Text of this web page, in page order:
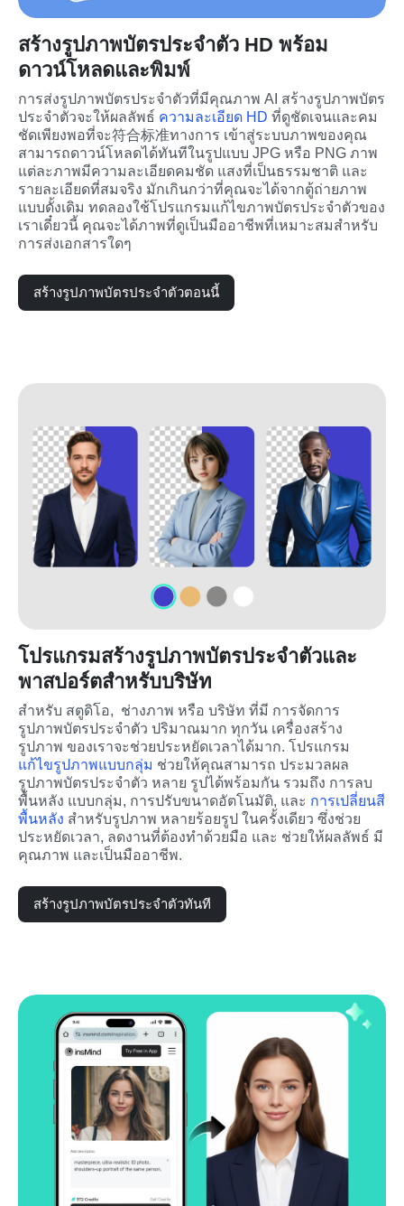
สร้างรูปภาพบัตรประจำตัว HD พร้อม
ดาวน์โหลดและพิมพ์
การส่งรูปภาพบัตรประจำตัวที่มีคุณภาพ AI สร้างรูปภาพบัตร
ประจำตัวจะให้ผลลัพธ์ ความละเอียด HD ที่ดูชัดเจนและคม
ชัดเพียงพอที่จะ符合标准ทางการ เข้าสู่ระบบภาพของคุณ
สามารถดาวน์โหลดได้ทันทีในรูปแบบ JPG หรือ PNG ภาพ
แต่ละภาพมีความละเอียดคมชัด แสงที่เป็นธรรมชาติ และ
รายละเอียดที่สมจริง มักเกินกว่าที่คุณจะได้จากตู้ถ่ายภาพ
แบบดั้งเดิม ทดลองใช้โปรแกรมแก้ไขภาพบัตรประจำตัวของ
เราเดี๋ยวนี้ คุณจะได้ภาพที่ดูเป็นมืออาชีพที่เหมาะสมสำหรับ
การส่งเอกสารใดๆ
สร้างรูปภาพบัตรประจำตัวตอนนี้
โปรแกรมสร้างรูปภาพบัตรประจำตัวและ
พาสปอร์ตสำหรับบริษัท
สำหรับ สตูดิโอ,  ช่างภาพ หรือ บริษัท ที่มี การจัดการ
รูปภาพบัตรประจำตัว ปริมาณมาก ทุกวัน เครื่องสร้าง
แก้ไขรูปภาพแบบกลุ่ม ช่วยให้คุณสามารถ ประมวลผล
รูปภาพบัตรประจำตัว หลาย รูปได้พร้อมกัน รวมถึง การลบ
พื้นหลัง แบบกลุ่ม, การปรับขนาดอัตโนมัติ, และ การเปลี่ยนสี
พื้นหลัง สำหรับรูปภาพ หลายร้อยรูป ในครั้งเดียว ซึ่งช่วย
ประหยัดเวลา, ลดงานที่ต้องทำด้วยมือ และ ช่วยให้ผลลัพธ์ มี
คุณภาพ และเป็นมืออาชีพ.
สร้างรูปภาพบัตรประจำตัวทันที